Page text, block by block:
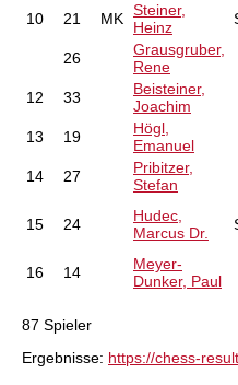
10
21 MK Steiner,
Heinz
26
Grausgruber,
Rene
12
33
Beisteiner,
Joachim
13 19
Högl,
Emanuel
14 27
Pribitzer,
Stefan
15 24
Hudec,
Marcus Dr.
16
14
Meyer-
Dunker, Paul
87 Spieler
Ergebnisse: https://chess-